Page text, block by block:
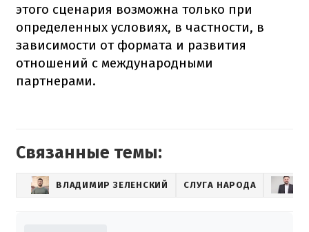
этого сценария возможна только при
определенных условиях, в частности, в
зависимости от формата и развития
отношений с международными
партнерами.
Связанные темы:
ВЛАДИМИР ЗЕЛЕНСКИЙ СЛУГА НАРОДА